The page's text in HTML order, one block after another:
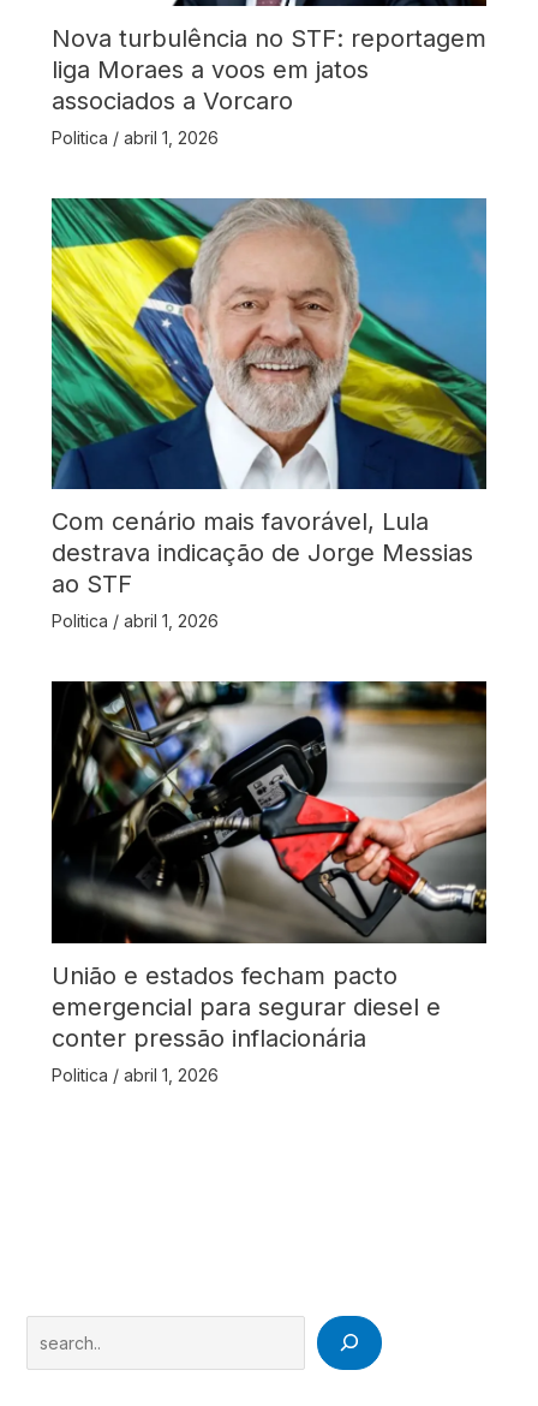
Nova turbulência no STF: reportagem
liga Moraes a voos em jatos
associados a Vorcaro
Politica / abril 1, 2026
Com cenário mais favorável, Lula
destrava indicação de Jorge Messias
ao STF
Politica / abril 1, 2026
União e estados fecham pacto
emergencial para segurar diesel e
conter pressão inflacionária
Politica / abril 1, 2026